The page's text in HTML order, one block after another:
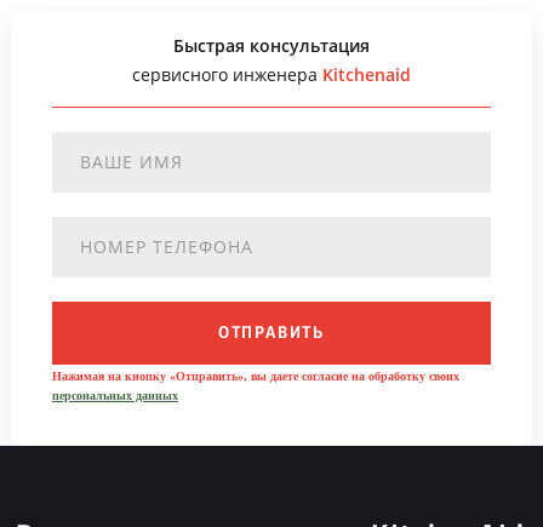
Быстрая консультация
сервисного инженера Kitchenaid
ОТПРАВИТЬ
Нажимая на кнопку «Отправить», вы даете согласие на обработку своих
персональных данных